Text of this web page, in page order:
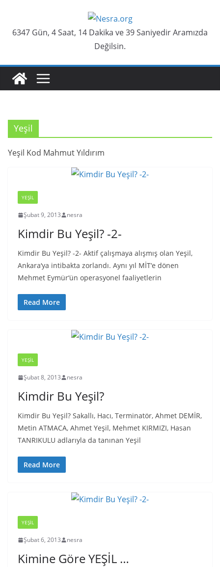
content
6347 Gün, 4 Saat, 14 Dakika ve 40 Saniyedir Aramızda
Değilsin.
Yeşil
Yeşil Kod Mahmut Yıldırım
YEŞIL
Şubat 9, 2013 nesra
Kimdir Bu Yeşil? -2-
Kimdir Bu Yeşil? -2- Aktif çalışmaya alışmış olan Yeşil,
Ankara‘ya intibakta zorlandı. Aynı yıl MİT‘e dönen
Mehmet Eymür‘ün operasyonel faaliyetlerin
Read More
YEŞIL
Şubat 8, 2013 nesra
Kimdir Bu Yeşil?
Kimdir Bu Yeşil? Sakallı, Hacı, Terminatör, Ahmet DEMİR,
Metin ATMACA, Ahmet Yeşil, Mehmet KIRMIZI, Hasan
TANRIKULU adlarıyla da tanınan Yeşil
Read More
YEŞIL
Şubat 6, 2013 nesra
Kimine Göre YEŞİL …